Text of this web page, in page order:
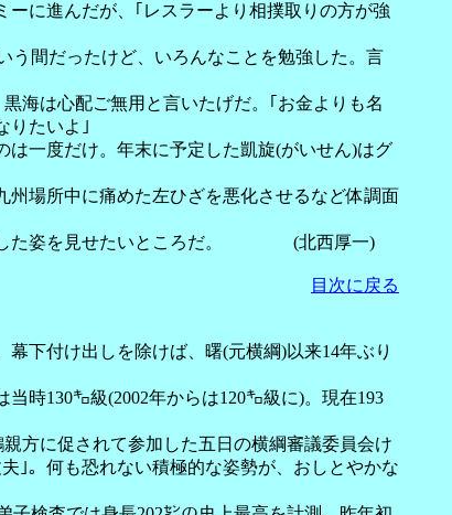
に進んだが、｢レスラーより相撲取りの方が強
う間だったけど、いろんなことを勉強した。言
海は心配ご無用と言いたげだ。｢お金よりも名
りたいよ｣
一度だけ。年末に予定した凱旋(がいせん)はグ
場所中に痛めた左ひざを悪化させるなど体調面
長した姿を見せたいところだ。 (北西厚一)
目次に戻る
下付け出しを除けば、曙(元横綱)以来14年ぶり
時130㌔級(2002年からは120㌔級に)。現在193
方に促されて参加した五日の横綱審議委員会け
｣。何も恐れない積極的な姿勢が、おしとやかな